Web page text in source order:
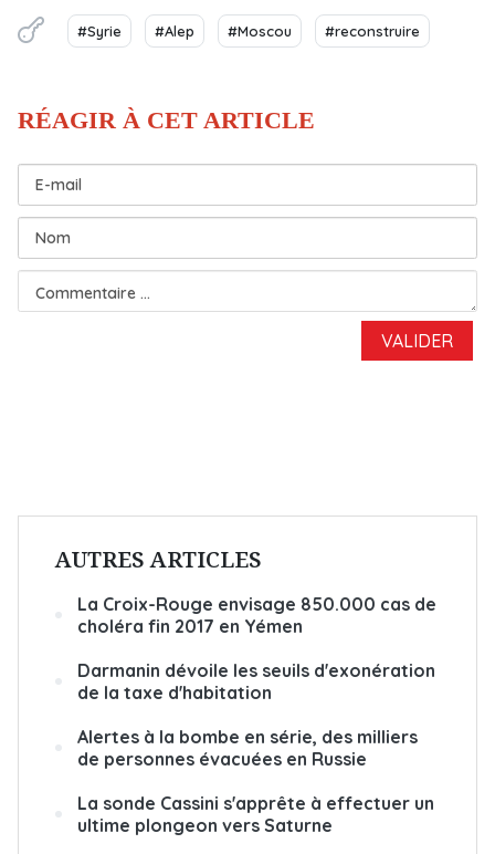
#Syrie #Alep #Moscou #reconstruire
AUTRES ARTICLES
La Croix-Rouge envisage 850.000 cas de
choléra fin 2017 en Yémen
Darmanin dévoile les seuils d'exonération
de la taxe d'habitation
Alertes à la bombe en série, des milliers
de personnes évacuées en Russie
La sonde Cassini s'apprête à effectuer un
ultime plongeon vers Saturne